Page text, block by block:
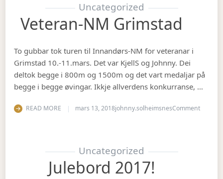
Uncategorized
Veteran-NM Grimstad
To gubbar tok turen til Innandørs-NM for veteranar i
Grimstad 10.-11.mars. Det var KjellS og Johnny. Dei
deltok begge i 800m og 1500m og det vart medaljar på
begge i begge øvingar. Ikkje allverdens konkurranse, …
READ MORE mars 13, 2018johnny.solheimsnesCommenton
Uncategorized
Julebord 2017!